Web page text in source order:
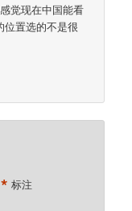
觉现在中国能看
位置选的不是很
* 标注